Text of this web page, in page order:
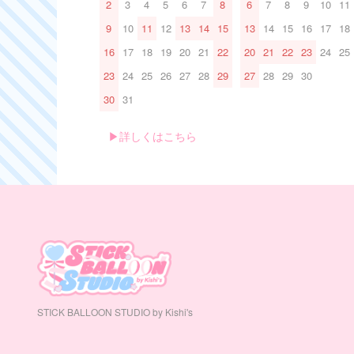
2
3 4 5 6 7
8
9
10 11 12 13 14 15
16 17 18 19 20 21
22
23 24 25 26 27 28 29
30 31
6
7 8 9 10 11
13 14 15 16 17 18
20 21 22 23 24 25
27 28 29 30
▶︎詳しくはこちら
STICK BALLOON STUDIO by Kishi's